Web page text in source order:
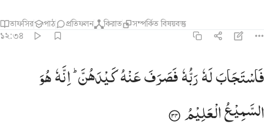
তাফসির পাঠ প্রতিফলন কিরাত সম্পর্কিত বিষয়বস্তু
১২:৩৪
فاستجاب له ربه فصرف عنه كيدهن انه هو السميع العليم ٣٤
فَٱسْتَجَابَ لَهُۥ رَبُّهُۥ فَصَرَفَ عَنْهُ كَيْدَهُنَّ ۚ إِنَّهُۥ هُوَ ٱلسَّمِيعُ ٱلْعَلِيمُ
فَاسْتَجَابَلَهٗرَبُّهٗفَصَرَفَعَنْهُكَیْدَهُنَّ ؕ اِنَّهٗهُوَ
السَّمِیْعُالْعَلِیْمُ